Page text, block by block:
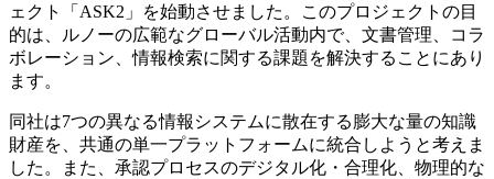
ェクト「ASK2」を始動させました。このプロジェクトの目
的は、ルノーの広範なグローバル活動内で、文書管理、コラ
ボレーション、情報検索に関する課題を解決することにあり
ます。
同社は7つの異なる情報システムに散在する膨大な量の知識
財産を、共通の単一プラットフォームに統合しようと考えま
した。また、承認プロセスのデジタル化・合理化、物理的な